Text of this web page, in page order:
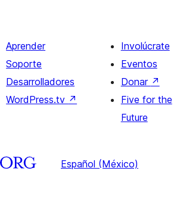
Aprender
Soporte
Desarrolladores
WordPress.tv ↗
Involúcrate
Eventos
Donar ↗
Five for the
Future
Español (México)